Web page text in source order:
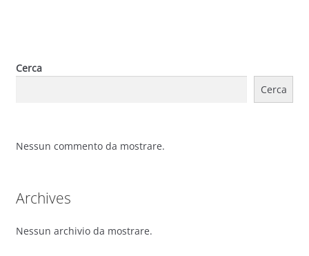
Cerca
Cerca
Nessun commento da mostrare.
Archives
Nessun archivio da mostrare.